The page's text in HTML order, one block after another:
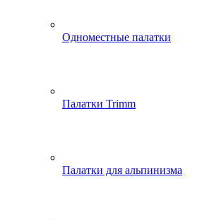
Одноместные палатки
Палатки Trimm
Палатки для альпинизма